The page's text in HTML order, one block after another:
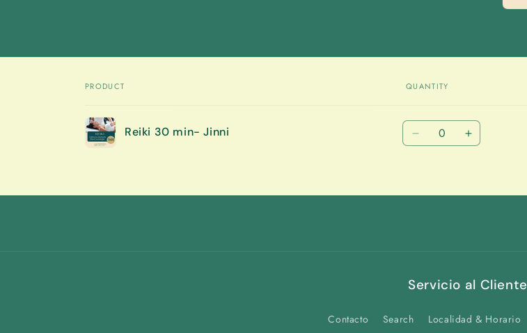
Your
cart
PRODUCT QUANTITY
Reiki 30 min- Jinni Quantity
Decrease
Title
Increase
Title
Servicio al Cliente
Contacto Search Localidad & Horario